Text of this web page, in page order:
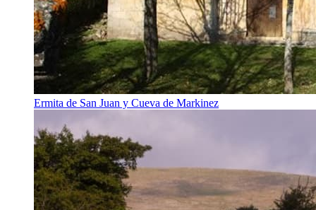
Ermita de San Juan y Cueva de Markinez